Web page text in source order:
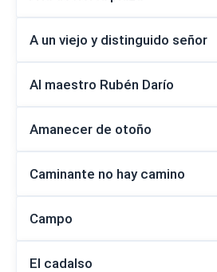
A un viejo y distinguido señor
Al maestro Rubén Darío
Amanecer de otoño
Caminante no hay camino
Campo
El cadalso